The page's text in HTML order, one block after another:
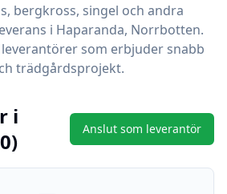
bergkross, singel och andra
i Haparanda, Norrbotten.
som erbjuder snabb
trädgårdsprojekt.
i
0) Anslut som leverantör